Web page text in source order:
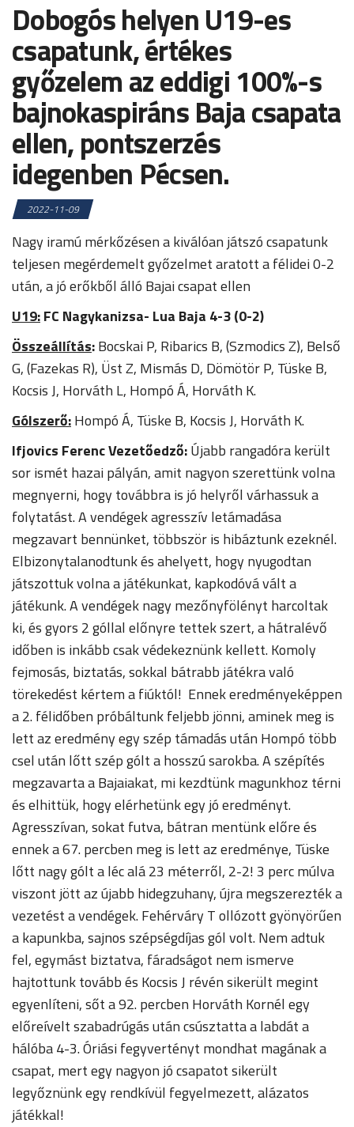
Dobogós helyen U19-es
csapatunk, értékes
győzelem az eddigi 100%-s
bajnokaspiráns Baja csapata
ellen, pontszerzés
idegenben Pécsen.
2022-11-09
Nagy iramú mérkőzésen a kiválóan játszó csapatunk
teljesen megérdemelt győzelmet aratott a félidei 0-2
után, a jó erőkből álló Bajai csapat ellen
U19:FC Nagykanizsa- Lua Baja 4-3 (0-2)
Összeállítás:Bocskai P, Ribarics B, (Szmodics Z), Belső
G, (Fazekas R), Üst Z, Mismás D, Dömötör P, Tüske B,
Kocsis J, Horváth L, Hompó Á, Horváth K.
Gólszerő:Hompó Á, Tüske B, Kocsis J, Horváth K.
Ifjovics Ferenc Vezetőedző:Újabb rangadóra került
sor ismét hazai pályán, amit nagyon szerettünk volna
megnyerni, hogy továbbra is jó helyről várhassuk a
folytatást. A vendégek agresszív letámadása
megzavart bennünket, többször is hibáztunk ezeknél.
Elbizonytalanodtunk és ahelyett, hogy nyugodtan
játszottuk volna a játékunkat, kapkodóvá vált a
játékunk. A vendégek nagy mezőnyfölényt harcoltak
ki, és gyors 2 góllal előnyre tettek szert, a hátralévő
időben is inkább csak védekeznünk kellett. Komoly
fejmosás, biztatás, sokkal bátrabb játékra való
törekedést kértem a fiúktól! Ennek eredményeképpen
a 2. félidőben próbáltunk feljebb jönni, aminek meg is
lett az eredmény egy szép támadás után Hompó több
csel után lőtt szép gólt a hosszú sarokba. A szépítés
megzavarta a Bajaiakat, mi kezdtünk magunkhoz térni
és elhittük, hogy elérhetünk egy jó eredményt.
Agresszívan, sokat futva, bátran mentünk előre és
ennek a 67. percben meg is lett az eredménye, Tüske
lőtt nagy gólt a léc alá 23 méterről, 2-2! 3 perc múlva
viszont jött az újabb hidegzuhany, újra megszerezték a
vezetést a vendégek. Fehérváry T ollózott gyönyörűen
a kapunkba, sajnos szépségdíjas gól volt. Nem adtuk
fel, egymást biztatva, fáradságot nem ismerve
hajtottunk tovább és Kocsis J révén sikerült megint
egyenlíteni, sőt a 92. percben Horváth Kornél egy
előreívelt szabadrúgás után csúsztatta a labdát a
hálóba 4-3. Óriási fegyvertényt mondhat magának a
csapat, mert egy nagyon jó csapatot sikerült
legyőznünk egy rendkívül fegyelmezett, alázatos
játékkal!